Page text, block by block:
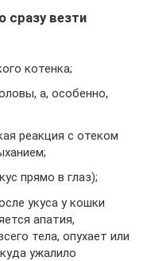
сразу везти
котенка;
а, особенно,
реакция с отеком
прямо в глаз);
укуса у кошки
апатия,
тела, опухает или
ужалило